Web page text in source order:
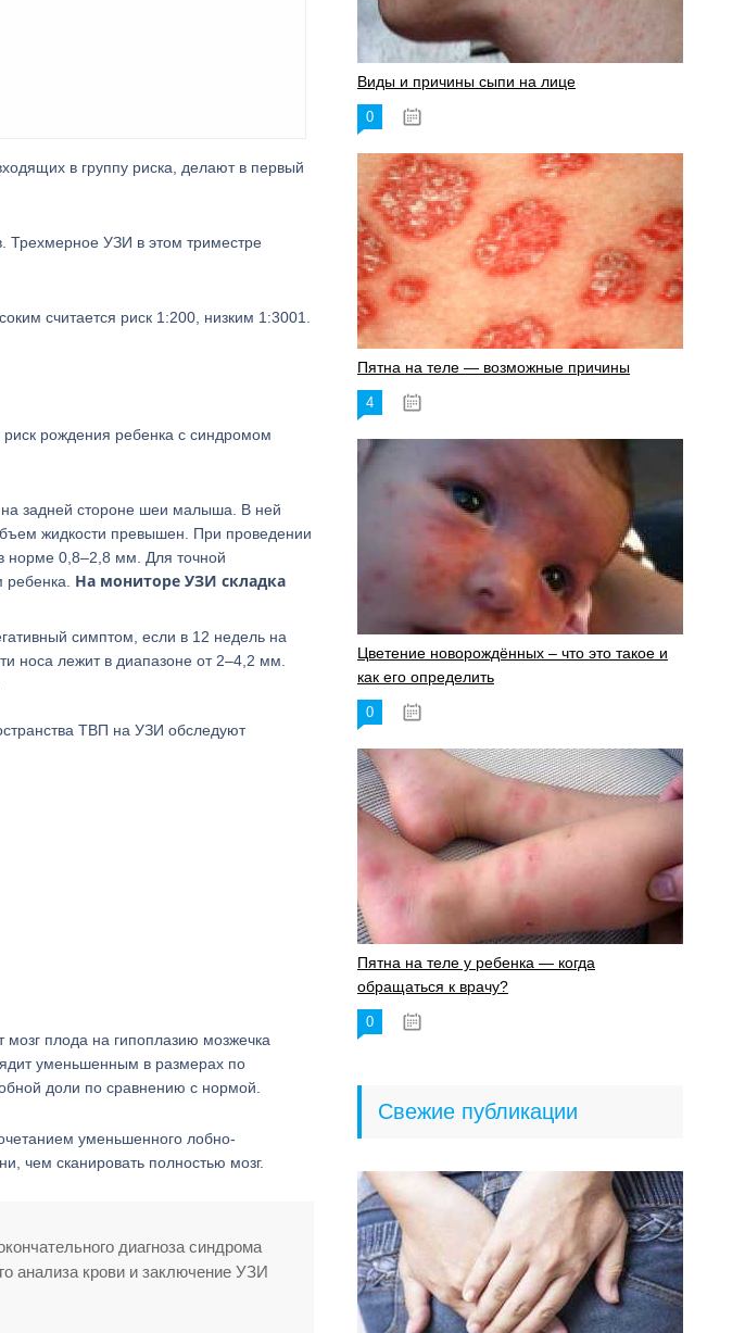
в группу риска, делают в первый
Трехмерное УЗИ в этом триместре
считается риск 1:200, низким 1:3001.
рождения ребенка с синдромом
на задней стороне шеи малыша. В ней
жидкости превышен. При проведении
норме 0,8–2,8 мм. Для точной
На мониторе УЗИ складка
симптом, если в 12 недель на
носа лежит в диапазоне от 2–4,2 мм.
ТВП на УЗИ обследуют
плода на гипоплазию мозжечка
уменьшенным в размерах по
доли по сравнению с нормой.
уменьшенного лобно-
чем сканировать полностью мозг.
диагноза синдрома
анализа крови и заключение УЗИ
Виды и причины сыпи на лице
0
Пятна на теле — возможные причины
4
Цветение новорождённых – что это такое и
как его определить
0
Пятна на теле у ребенка — когда
обращаться к врачу?
0
Свежие публикации